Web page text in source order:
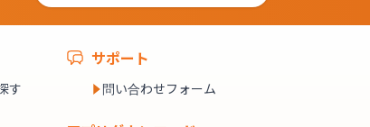
す
サポート
問い合わせフォーム